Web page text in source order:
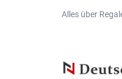
Alles über